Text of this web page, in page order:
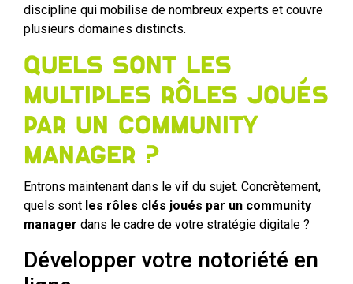
discipline qui mobilise de nombreux experts et couvre
plusieurs domaines distincts.
Quels sont les
multiples rôles joués
par un community
manager ?
Entrons maintenant dans le vif du sujet. Concrètement,
quels sont les rôles clés joués par un community
manager dans le cadre de votre stratégie digitale ?
Développer votre notoriété en